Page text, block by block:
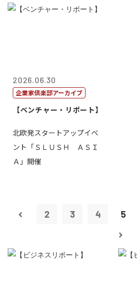
2026.06.30
企業家倶楽部アーカイブ
【ベンチャー・リポート】
北欧発スタートアップイベ
ント「ＳＬＵＳＨ ＡＳＩ
Ａ」開催
2 3 4 5